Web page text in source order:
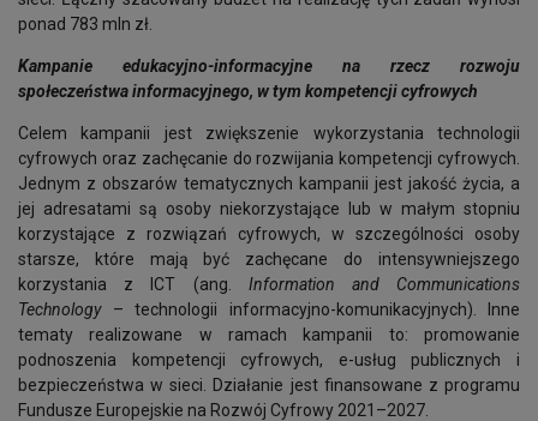
ponad 783 mln zł.
Kampanie edukacyjno-informacyjne na rzecz rozwoju
społeczeństwa informacyjnego, w tym kompetencji cyfrowych
Celem kampanii jest zwiększenie wykorzystania technologii
cyfrowych oraz zachęcanie do rozwijania kompetencji cyfrowych.
Jednym z obszarów tematycznych kampanii jest jakość życia, a
jej adresatami są osoby niekorzystające lub w małym stopniu
korzystające z rozwiązań cyfrowych, w szczególności osoby
starsze, które mają być zachęcane do intensywniejszego
korzystania z ICT (ang. Information and Communications
Technology – technologii informacyjno-komunikacyjnych). Inne
tematy realizowane w ramach kampanii to: promowanie
podnoszenia kompetencji cyfrowych, e-usług publicznych i
bezpieczeństwa w sieci. Działanie jest finansowane z programu
Fundusze Europejskie na Rozwój Cyfrowy 2021–2027.